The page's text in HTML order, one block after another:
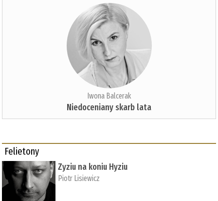
Iwona Balcerak
Niedoceniany skarb lata
Felietony
Zyziu na koniu Hyziu
Piotr Lisiewicz